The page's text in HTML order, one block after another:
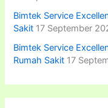
Bimtek Service
Sakit 17 September
Bimtek Service
Rumah Sakit 17